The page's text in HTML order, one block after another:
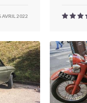
AVRIL 2022